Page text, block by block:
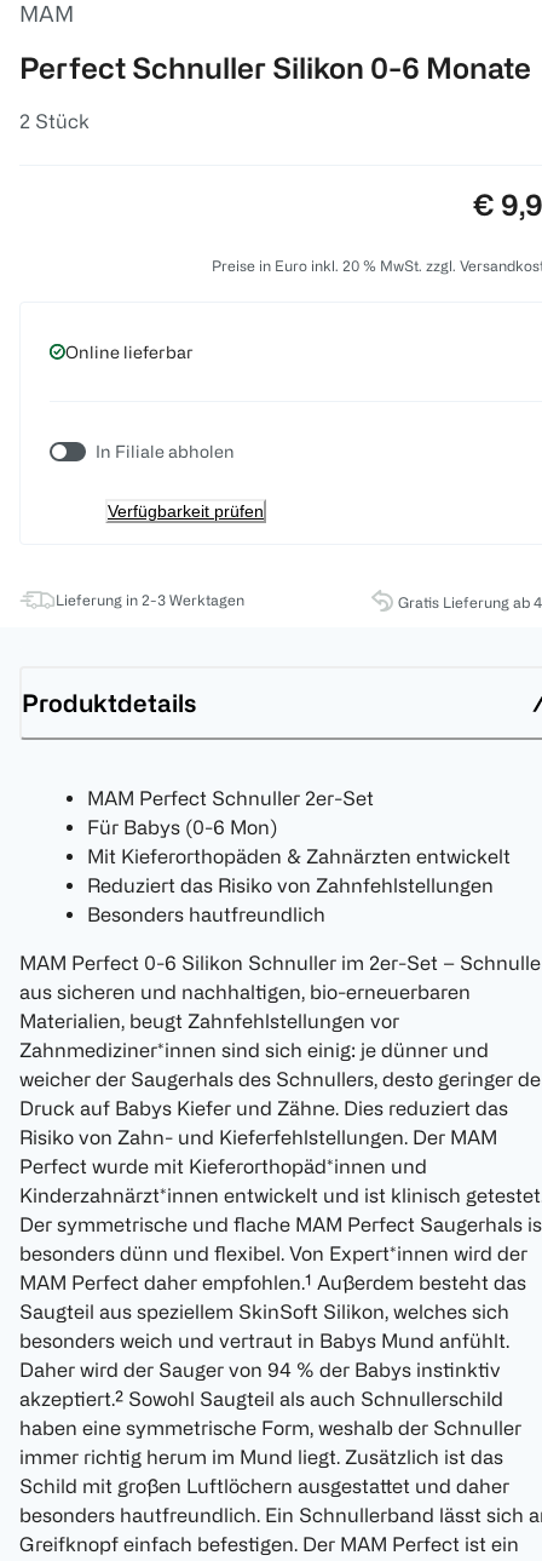
MAM
Perfect Schnuller Silikon 0-6 Monate
2 Stück
€
Preise in Euro inkl. 20 % MwSt. zzgl.
Online lieferbar
In Filiale abholen
Verfügbarkeit prüfen
Lieferung in 2-3 Werktagen Gratis Lieferung ab
Produktdetails
MAM Perfect Schnuller 2er-Set
Für Babys (0-6 Mon)
Mit Kieferorthopäden & Zahnärzten entwickelt
Reduziert das Risiko von Zahnfehlstellungen
Besonders hautfreundlich
MAM Perfect 0-6 Silikon Schnuller im 2er-Set –
aus sicheren und nachhaltigen, bio-erneuerbaren
Materialien, beugt Zahnfehlstellungen vor
Zahnmediziner*innen sind sich einig: je dünner und
weicher der Saugerhals des Schnullers, desto geringer
Druck auf Babys Kiefer und Zähne. Dies reduziert das
Risiko von Zahn- und Kieferfehlstellungen. Der MAM
Perfect wurde mit Kieferorthopäd*innen und
Kinderzahnärzt*innen entwickelt und ist klinisch
Der symmetrische und flache MAM Perfect Saugerhals
besonders dünn und flexibel. Von Expert*innen wird der
MAM Perfect daher empfohlen.¹ Außerdem besteht das
Saugteil aus speziellem SkinSoft Silikon, welches sich
besonders weich und vertraut in Babys Mund anfühlt.
Daher wird der Sauger von 94 % der Babys instinktiv
akzeptiert.² Sowohl Saugteil als auch Schnullerschild
haben eine symmetrische Form, weshalb der Schnuller
immer richtig herum im Mund liegt. Zusätzlich ist das
Schild mit großen Luftlöchern ausgestattet und daher
besonders hautfreundlich. Ein Schnullerband lässt sich
Greifknopf einfach befestigen. Der MAM Perfect ist ein